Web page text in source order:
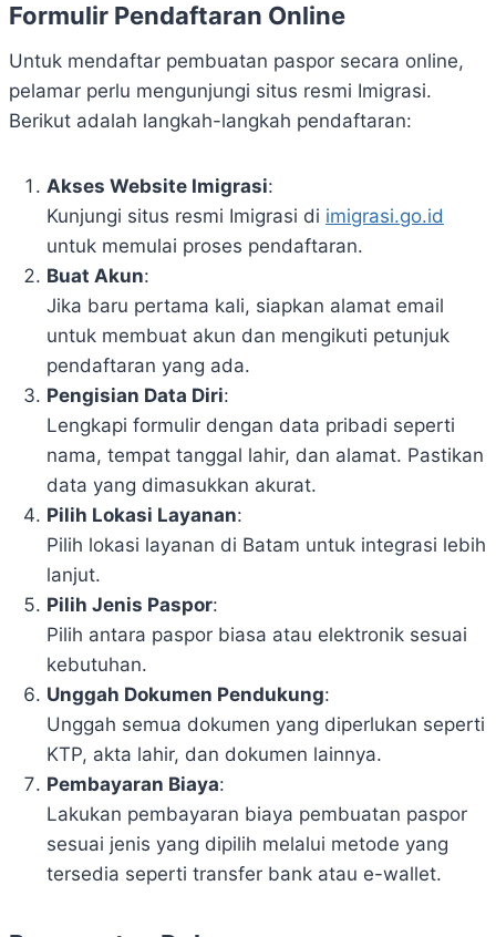
Formulir Pendaftaran Online
Untuk mendaftar pembuatan paspor secara online,
pelamar perlu mengunjungi situs resmi Imigrasi.
Berikut adalah langkah-langkah pendaftaran:
Akses Website Imigrasi:
Kunjungi situs resmi Imigrasi di imigrasi.go.id
untuk memulai proses pendaftaran.
Buat Akun:
Jika baru pertama kali, siapkan alamat email
untuk membuat akun dan mengikuti petunjuk
pendaftaran yang ada.
Pengisian Data Diri:
Lengkapi formulir dengan data pribadi seperti
nama, tempat tanggal lahir, dan alamat. Pastikan
data yang dimasukkan akurat.
Pilih Lokasi Layanan:
Pilih lokasi layanan di Batam untuk integrasi lebih
lanjut.
Pilih Jenis Paspor:
Pilih antara paspor biasa atau elektronik sesuai
kebutuhan.
Unggah Dokumen Pendukung:
Unggah semua dokumen yang diperlukan seperti
KTP, akta lahir, dan dokumen lainnya.
Pembayaran Biaya:
Lakukan pembayaran biaya pembuatan paspor
sesuai jenis yang dipilih melalui metode yang
tersedia seperti transfer bank atau e-wallet.